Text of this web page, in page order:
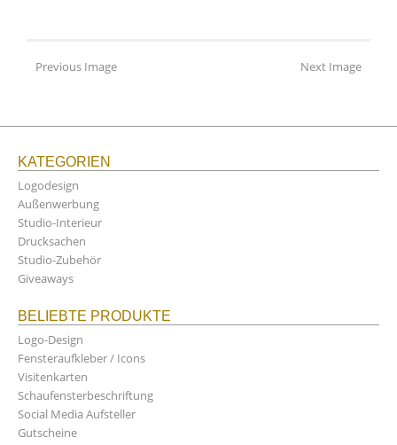
Previous Image Next Image
KATEGORIEN
Logodesign
Außenwerbung
Studio-Interieur
Drucksachen
Studio-Zubehör
Giveaways
BELIEBTE PRODUKTE
Logo-Design
Fensteraufkleber / Icons
Visitenkarten
Schaufensterbeschriftung
Social Media Aufsteller
Gutscheine